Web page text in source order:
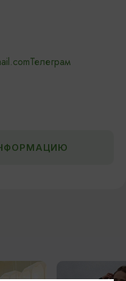
Телеграм